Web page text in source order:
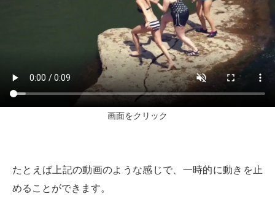
画面をクリック
たとえば上記の動画のような感じで、一時的に動きを止
めることができます。